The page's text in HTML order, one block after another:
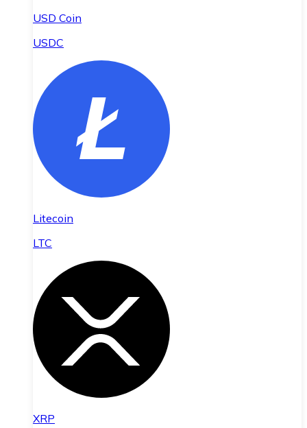
USD Coin
USDC
Litecoin
LTC
XRP